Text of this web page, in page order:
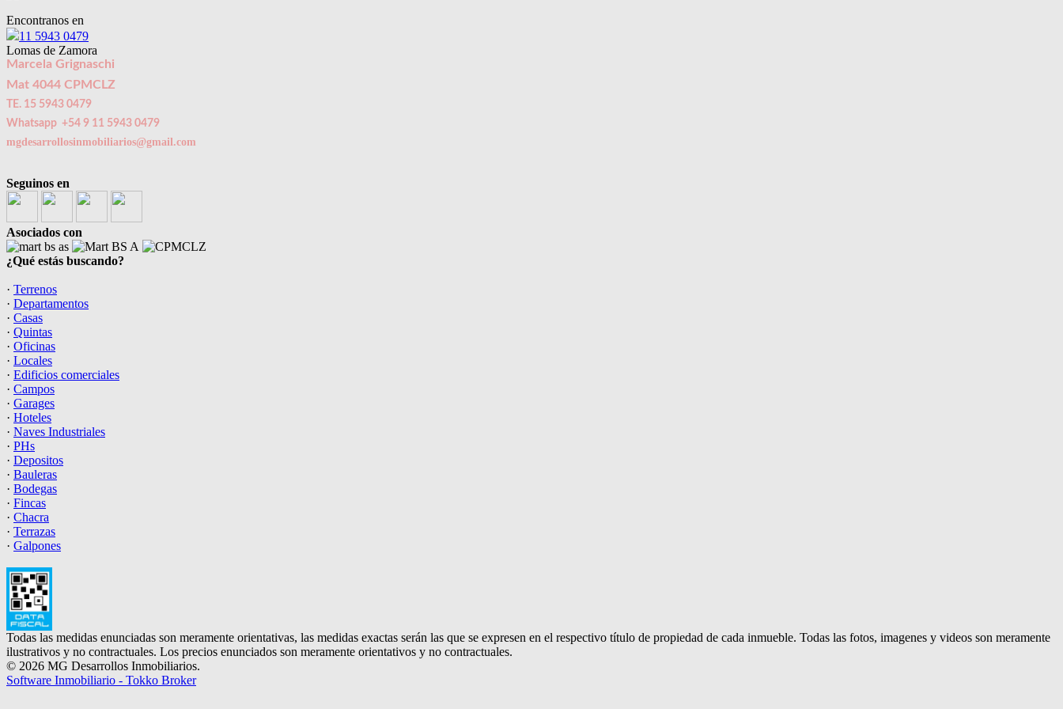
Encontranos en
11 5943 0479
Lomas de Zamora
Marcela Grignaschi
Mat 4044 CPMCLZ
TE. 15 5943 0479
Whatsapp +54 9 11 5943 0479
mgdesarrollosinmobiliarios@gmail.com
Seguinos en
Asociados con
¿Qué estás buscando?
· Terrenos
· Departamentos
· Casas
· Quintas
· Oficinas
· Locales
· Edificios comerciales
· Campos
· Garages
· Hoteles
· Naves Industriales
· PHs
· Depositos
· Bauleras
· Bodegas
· Fincas
· Chacra
· Terrazas
· Galpones
Todas las medidas enunciadas son meramente orientativas, las medidas exactas serán las que se expresen en el respectivo título de propiedad de cada inmueble. Todas las fotos, imagenes y videos son meramente
ilustrativos y no contractuales. Los precios enunciados son meramente orientativos y no contractuales.
© 2026 MG Desarrollos Inmobiliarios.
Software Inmobiliario - Tokko Broker